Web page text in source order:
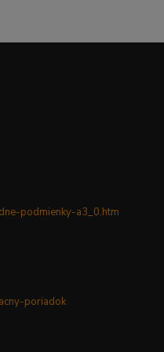
podmienky-a3_0.htm
poriadok